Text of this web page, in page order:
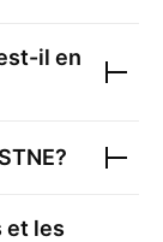
il en
STNE?
et les